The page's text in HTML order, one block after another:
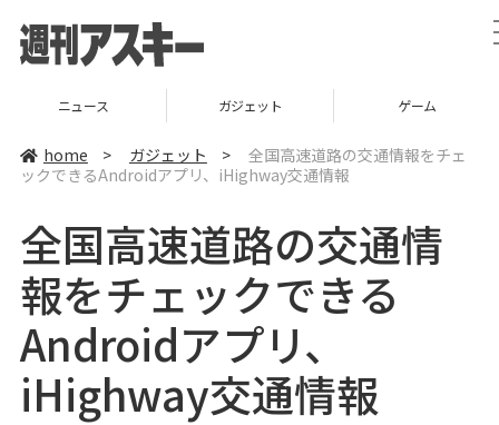
ニュース ガジェット ゲーム
home > ガジェット >
全国高速道路の交通情報をチェ
ックできるAndroidアプリ、iHighway交通情報
全国高速道路の交通情
報をチェックできる
Androidアプリ、
iHighway交通情報